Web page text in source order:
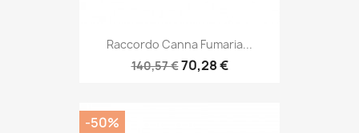
Raccordo Canna Fumaria...
140,57 €70,28 €
-50%